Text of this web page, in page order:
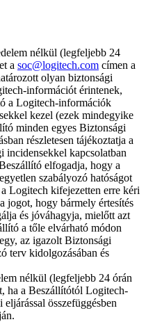
nélkül (legfeljebb 24
a soc@logitech.com címen a
olyan biztonsági
információt érintenek,
a Logitech-információk
kezel (ezek mindegyike
minden egyes Biztonsági
részletesen tájékoztatja a
incidensekkel kapcsolatban
elfogadja, hogy a
szabályozó hatóságot
Logitech kifejezetten erre kéri
jogot, hogy bármely értesítés
és jóváhagyja, mielőtt azt
a tőle elvárható módon
az igazolt Biztonsági
terv kidolgozásában és
nélkül (legfeljebb 24 órán
ha a Beszállítótól Logitech-
összefüggésben